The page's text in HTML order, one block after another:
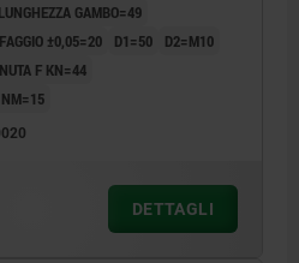
LUNGHEZZA GAMBO=49
±0,05=20
D1=50
D2=M10
F KN=44
NM=15
DETTAGLI